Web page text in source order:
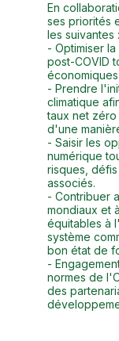
En
ses priorités
les suivantes :
- Optimiser
post-COVID
- Prendre
climatique
taux net
d'une
- Saisir les
numérique
risques,
associés.
- Contribuer
mondiaux et
équitables à
système
bon état de
-
normes de
des